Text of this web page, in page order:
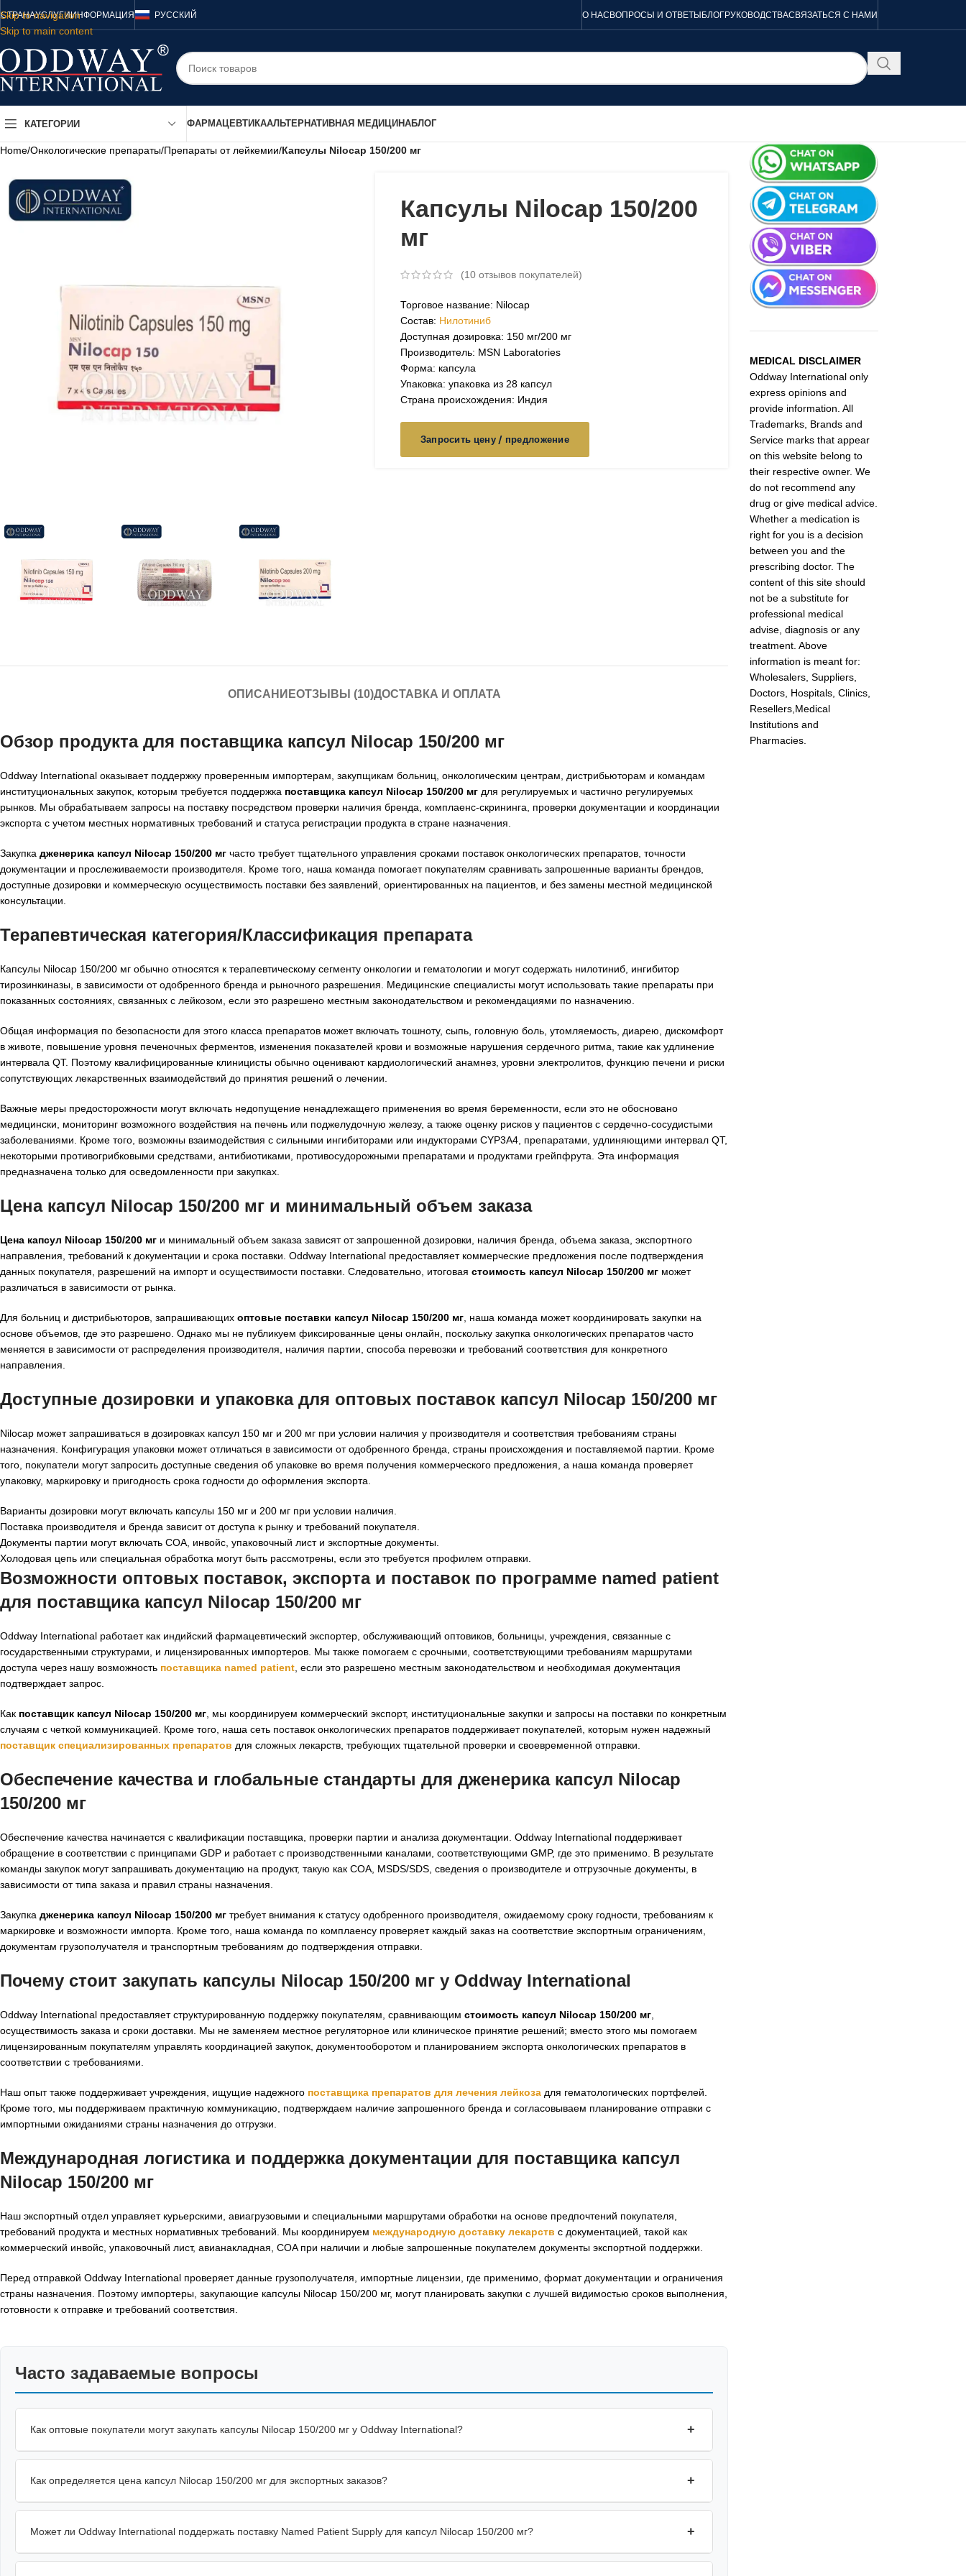
Skip to navigation
Skip to main content
СТРАНАУСЛУГИИНФОРМАЦИЯ РУССКИЙ О НАСВОПРОСЫ И ОТВЕТЫБЛОГРУКОВОДСТВАСВЯЗАТЬСЯ С НАМИ
КАТЕГОРИИ ФАРМАЦЕВТИКААЛЬТЕРНАТИВНАЯ МЕДИЦИНАБЛОГ
Home/Онкологические препараты/Препараты от лейкемии/Капсулы Nilocap 150/200 мг
Капсулы Nilocap 150/200
мг
(10отзывов покупателей)
Торговое название: Nilocap
Состав: Нилотиниб
Доступная дозировка: 150 мг/200 мг
Производитель: MSN Laboratories
Форма: капсула
Упаковка: упаковка из 28 капсул
Страна происхождения: Индия
Запросить цену / предложение
ОПИСАНИЕОТЗЫВЫ (10)ДОСТАВКА И ОПЛАТА
Обзор продукта для поставщика капсул Nilocap 150/200 мг
Oddway International оказывает поддержку проверенным импортерам, закупщикам больниц, онкологическим центрам, дистрибьюторам и командам
институциональных закупок, которым требуется поддержка поставщика капсул Nilocap 150/200 мг для регулируемых и частично регулируемых
рынков. Мы обрабатываем запросы на поставку посредством проверки наличия бренда, комплаенс-скрининга, проверки документации и координации
экспорта с учетом местных нормативных требований и статуса регистрации продукта в стране назначения.
Закупка дженерика капсул Nilocap 150/200 мг часто требует тщательного управления сроками поставок онкологических препаратов, точности
документации и прослеживаемости производителя. Кроме того, наша команда помогает покупателям сравнивать запрошенные варианты брендов,
доступные дозировки и коммерческую осуществимость поставки без заявлений, ориентированных на пациентов, и без замены местной медицинской
консультации.
Терапевтическая категория/Классификация препарата
Капсулы Nilocap 150/200 мг обычно относятся к терапевтическому сегменту онкологии и гематологии и могут содержать нилотиниб, ингибитор
тирозинкиназы, в зависимости от одобренного бренда и рыночного разрешения. Медицинские специалисты могут использовать такие препараты при
показанных состояниях, связанных с лейкозом, если это разрешено местным законодательством и рекомендациями по назначению.
Общая информация по безопасности для этого класса препаратов может включать тошноту, сыпь, головную боль, утомляемость, диарею, дискомфорт
в животе, повышение уровня печеночных ферментов, изменения показателей крови и возможные нарушения сердечного ритма, такие как удлинение
интервала QT. Поэтому квалифицированные клиницисты обычно оценивают кардиологический анамнез, уровни электролитов, функцию печени и риски
сопутствующих лекарственных взаимодействий до принятия решений о лечении.
Важные меры предосторожности могут включать недопущение ненадлежащего применения во время беременности, если это не обосновано
медицински, мониторинг возможного воздействия на печень или поджелудочную железу, а также оценку рисков у пациентов с сердечно-сосудистыми
заболеваниями. Кроме того, возможны взаимодействия с сильными ингибиторами или индукторами CYP3A4, препаратами, удлиняющими интервал QT,
некоторыми противогрибковыми средствами, антибиотиками, противосудорожными препаратами и продуктами грейпфрута. Эта информация
предназначена только для осведомленности при закупках.
Цена капсул Nilocap 150/200 мг и минимальный объем заказа
Цена капсул Nilocap 150/200 мг и минимальный объем заказа зависят от запрошенной дозировки, наличия бренда, объема заказа, экспортного
направления, требований к документации и срока поставки. Oddway International предоставляет коммерческие предложения после подтверждения
данных покупателя, разрешений на импорт и осуществимости поставки. Следовательно, итоговая стоимость капсул Nilocap 150/200 мг может
различаться в зависимости от рынка.
Для больниц и дистрибьюторов, запрашивающих оптовые поставки капсул Nilocap 150/200 мг , наша команда может координировать закупки на
основе объемов, где это разрешено. Однако мы не публикуем фиксированные цены онлайн, поскольку закупка онкологических препаратов часто
меняется в зависимости от распределения производителя, наличия партии, способа перевозки и требований соответствия для конкретного
направления.
Доступные дозировки и упаковка для оптовых поставок капсул Nilocap 150/200 мг
Nilocap может запрашиваться в дозировках капсул 150 мг и 200 мг при условии наличия у производителя и соответствия требованиям страны
назначения. Конфигурация упаковки может отличаться в зависимости от одобренного бренда, страны происхождения и поставляемой партии. Кроме
того, покупатели могут запросить доступные сведения об упаковке во время получения коммерческого предложения, а наша команда проверяет
упаковку, маркировку и пригодность срока годности до оформления экспорта.
Варианты дозировки могут включать капсулы 150 мг и 200 мг при условии наличия.
Поставка производителя и бренда зависит от доступа к рынку и требований покупателя.
Документы партии могут включать COA, инвойс, упаковочный лист и экспортные документы.
Холодовая цепь или специальная обработка могут быть рассмотрены, если это требуется профилем отправки.
Возможности оптовых поставок, экспорта и поставок по программе named patient
для поставщика капсул Nilocap 150/200 мг
Oddway International работает как индийский фармацевтический экспортер, обслуживающий оптовиков, больницы, учреждения, связанные с
государственными структурами, и лицензированных импортеров. Мы также помогаем с срочными, соответствующими требованиям маршрутами
доступа через нашу возможность поставщика named patient , если это разрешено местным законодательством и необходимая документация
подтверждает запрос.
Как поставщик капсул Nilocap 150/200 мг , мы координируем коммерческий экспорт, институциональные закупки и запросы на поставки по конкретным
случаям с четкой коммуникацией. Кроме того, наша сеть поставок онкологических препаратов поддерживает покупателей, которым нужен надежный
поставщик специализированных препаратов для сложных лекарств, требующих тщательной проверки и своевременной отправки.
Обеспечение качества и глобальные стандарты для дженерика капсул Nilocap
150/200 мг
Обеспечение качества начинается с квалификации поставщика, проверки партии и анализа документации. Oddway International поддерживает
обращение в соответствии с принципами GDP и работает с производственными каналами, соответствующими GMP, где это применимо. В результате
команды закупок могут запрашивать документацию на продукт, такую как COA, MSDS/SDS, сведения о производителе и отгрузочные документы, в
зависимости от типа заказа и правил страны назначения.
Закупка дженерика капсул Nilocap 150/200 мг требует внимания к статусу одобренного производителя, ожидаемому сроку годности, требованиям к
маркировке и возможности импорта. Кроме того, наша команда по комплаенсу проверяет каждый заказ на соответствие экспортным ограничениям,
документам грузополучателя и транспортным требованиям до подтверждения отправки.
Почему стоит закупать капсулы Nilocap 150/200 мг у Oddway International
Oddway International предоставляет структурированную поддержку покупателям, сравнивающим стоимость капсул Nilocap 150/200 мг
осуществимость заказа и сроки доставки. Мы не заменяем местное регуляторное или клиническое принятие решений; вместо этого мы помогаем
лицензированным покупателям управлять координацией закупок, документооборотом и планированием экспорта онкологических препаратов в
соответствии с требованиями.
Наш опыт также поддерживает учреждения, ищущие надежного поставщика препаратов для лечения лейкоза для гематологических портфелей.
Кроме того, мы поддерживаем практичную коммуникацию, подтверждаем наличие запрошенного бренда и согласовываем планирование отправки с
импортными ожиданиями страны назначения до отгрузки.
Международная логистика и поддержка документации для поставщика капсул
Nilocap 150/200 мг
Наш экспортный отдел управляет курьерскими, авиагрузовыми и специальными маршрутами обработки на основе предпочтений покупателя,
требований продукта и местных нормативных требований. Мы координируем международную доставку лекарств с документацией, такой как
коммерческий инвойс, упаковочный лист, авианакладная, COA при наличии и любые запрошенные покупателем документы экспортной поддержки.
Перед отправкой Oddway International проверяет данные грузополучателя, импортные лицензии, где применимо, формат документации и ограничения
страны назначения. Поэтому импортеры, закупающие капсулы Nilocap 150/200 мг, могут планировать закупки с лучшей видимостью сроков выполнения,
готовности к отправке и требований соответствия.
Часто задаваемые вопросы
Как оптовые покупатели могут закупать капсулы Nilocap 150/200 мг у Oddway International? +
Как определяется цена капсул Nilocap 150/200 мг для экспортных заказов? +
Может ли Oddway International поддержать поставку Named Patient Supply для капсул Nilocap 150/200 мг? +
MEDICAL DISCLAIMER
Oddway International only
express opinions and
provide information. All
Trademarks, Brands and
Service marks that appear
on this website belong to
their respective owner. We
do not recommend any
drug or give medical advice.
Whether a medication is
right for you is a decision
between you and the
prescribing doctor. The
content of this site should
not be a substitute for
professional medical
advise, diagnosis or any
treatment. Above
information is meant for:
Wholesalers, Suppliers,
Doctors, Hospitals, Clinics,
Resellers,Medical
Institutions and
Pharmacies.